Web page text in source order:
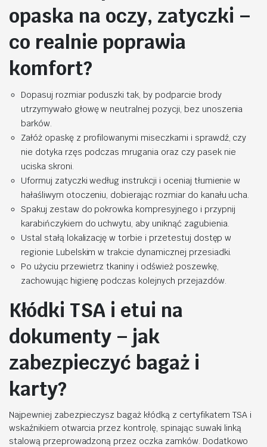
opaska na oczy, zatyczki –
co realnie poprawia
komfort?
Dopasuj rozmiar poduszki tak, by podparcie brody
utrzymywało głowę w neutralnej pozycji, bez unoszenia
barków.
Załóż opaskę z profilowanymi miseczkami i sprawdź, czy
nie dotyka rzęs podczas mrugania oraz czy pasek nie
uciska skroni.
Uformuj zatyczki według instrukcji i oceniaj tłumienie w
hałaśliwym otoczeniu, dobierając rozmiar do kanału ucha.
Spakuj zestaw do pokrowka kompresyjnego i przypnij
karabińczykiem do uchwytu, aby uniknąć zagubienia.
Ustal stałą lokalizację w torbie i przetestuj dostęp w
regionie Lubelskim w trakcie dynamicznej przesiadki.
Po użyciu przewietrz tkaniny i odśwież poszewkę,
zachowując higienę podczas kolejnych przejazdów.
Kłódki TSA i etui na
dokumenty – jak
zabezpieczyć bagaż i
karty?
Najpewniej zabezpieczysz bagaż kłódką z certyfikatem TSA i
wskaźnikiem otwarcia przez kontrolę, spinając suwaki linką
stalową przeprowadzoną przez oczka zamków. Dodatkowo